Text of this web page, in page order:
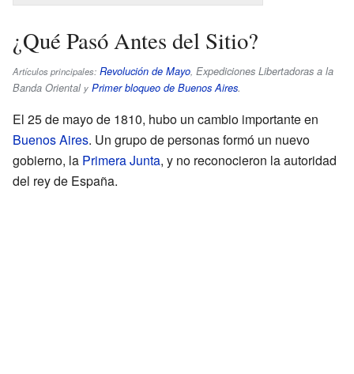
¿Qué Pasó Antes del Sitio?
Artículos principales: Revolución de Mayo, Expediciones Libertadoras a la
Banda Oriental y Primer bloqueo de Buenos Aires.
El 25 de mayo de 1810, hubo un cambio importante en
Buenos Aires. Un grupo de personas formó un nuevo
gobierno, la Primera Junta, y no reconocieron la autoridad
del rey de España.